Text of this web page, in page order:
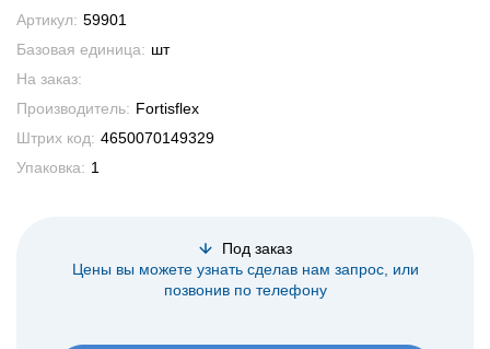
Артикул: 59901
Базовая единица: шт
На заказ:
Производитель: Fortisflex
Штрих код: 4650070149329
Упаковка: 1
Под заказ
Цены вы можете узнать сделав нам запрос, или
позвонив по телефону